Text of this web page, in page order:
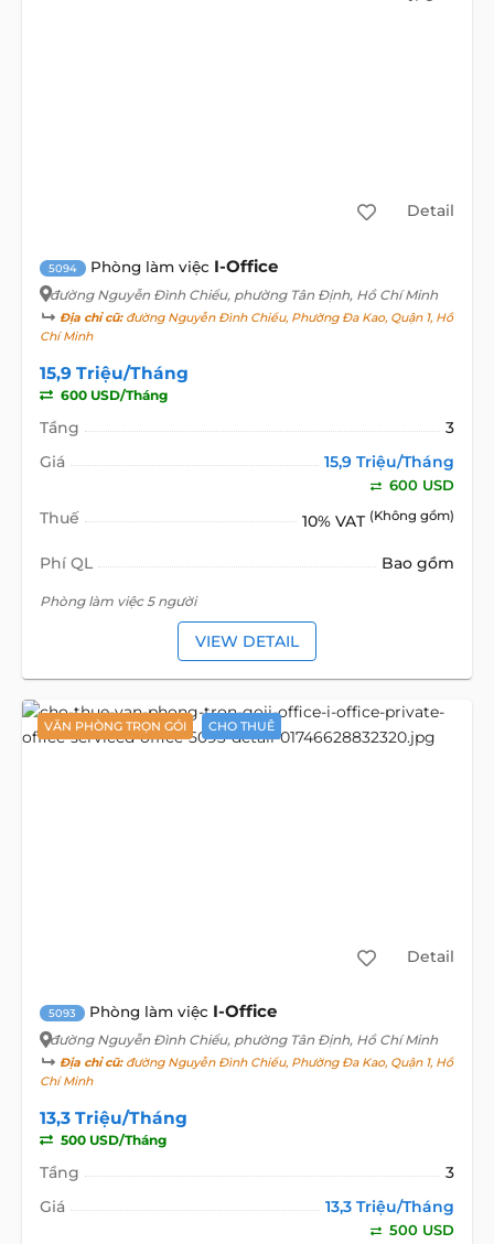
Detail
5094 Phòng làm việc I-Office
đường Nguyễn Đình Chiểu, phường Tân Định, Hồ Chí Minh
Địa chỉ cũ:đường Nguyễn Đình Chiểu, Phường Đa Kao, Quận 1, Hồ
Chí Minh
15,9 Triệu/Tháng
600 USD/Tháng
Tầng
3
Giá
15,9 Triệu/Tháng
600 USD
Thuế 10% VAT (Không gồm)
Phí QL Bao gồm
Phòng làm việc 5 người
VIEW DETAIL
VĂN PHÒNG TRỌN GÓI CHO THUÊ
Detail
5093 Phòng làm việc I-Office
đường Nguyễn Đình Chiểu, phường Tân Định, Hồ Chí Minh
Địa chỉ cũ:đường Nguyễn Đình Chiểu, Phường Đa Kao, Quận 1, Hồ
Chí Minh
13,3 Triệu/Tháng
500 USD/Tháng
Tầng
3
Giá
13,3 Triệu/Tháng
500 USD